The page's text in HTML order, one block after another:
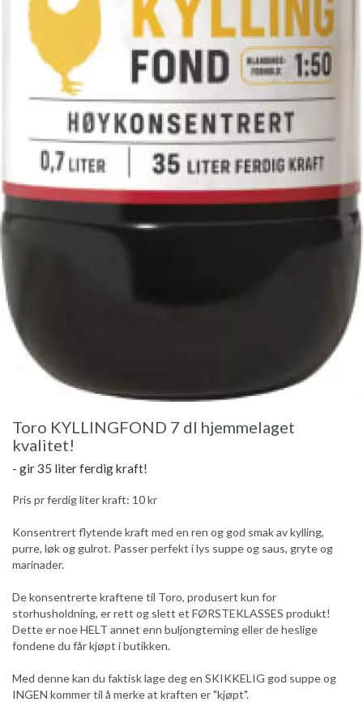
Toro KYLLINGFOND 7 dl hjemmelaget
kvalitet!
- gir 35 liter ferdig kraft!
Pris pr ferdig liter kraft: 10 kr
Konsentrert flytende kraft med en ren og god smak av kylling,
purre, løk og gulrot. Passer perfekt i lys suppe og saus, gryte og
marinader.
De konsentrerte kraftene til Toro, produsert kun for
storhusholdning, er rett og slett et FØRSTEKLASSES produkt!
Dette er noe HELT annet enn buljongterning eller de heslige
fondene du får kjøpt i butikken.
Med denne kan du faktisk lage deg en SKIKKELIG god suppe og
INGEN kommer til å merke at kraften er "kjøpt".